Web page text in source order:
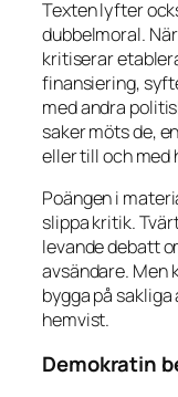
Texten lyfter
dubbelmoral.
kritiserar
finansiering,
med andra
saker möts de,
eller till och med
Poängen i
slippa kritik.
levande debatt
avsändare. Men
bygga på
hemvist.
Demokratin